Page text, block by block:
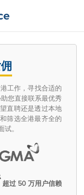
工作，寻找合适的
您直接联系最优秀
直聘还是透过本地
筛选全港最齐全的
。
超过 50 万用户信赖